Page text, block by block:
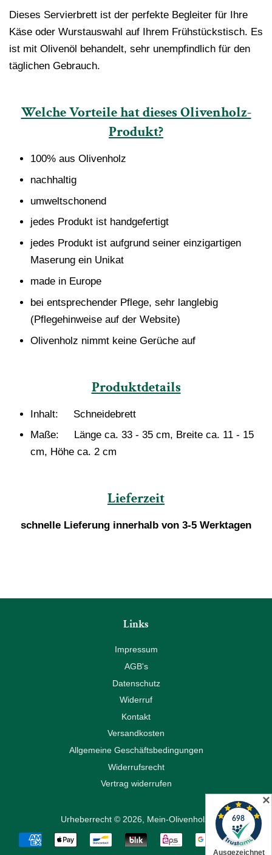
Dieses Servierbrett ist der perfekte Begleiter für Ihre
Käse oder Wurstauswahl auf Ihrem Frühstückstisch. Es
ist mit Olivenöl behandelt, sehr unempfindlich für den
täglichen Gebrauch.
Welche Vorteile hat dieses Olivenholz-
Produkt?
100% aus Olivenholz
nachhaltig
umweltschonend
jedes Produkt ist handgefertigt
jedes Produkt ist aufgrund seiner einzigartigen
Maserung ein Unikat
made in Europe
bei entsprechender Pflege, sehr langlebig
(Pflegehinweise auf der Website)
Olivenholz nimmt keine Gerüche auf
Produktdetails
Inhalt: Schneidebrett
Maße: Länge ca. 33 - 35 cm, Breite ca. 11 - 15
cm, Höhe ca. 2 cm
Lieferzeit
schnelle Lieferung innerhalb von 3-5 Werktagen
Links
Impressum
AGB's
Datenschutz
Widerruf
Kontakt
Versandkosten
Allgemeine Geschäftsbedingungen
Widerrufsrecht
Vertrag widerrufen
Urheberrecht © 2026, Mein-Olivenholz
Zahlungsarten
✕